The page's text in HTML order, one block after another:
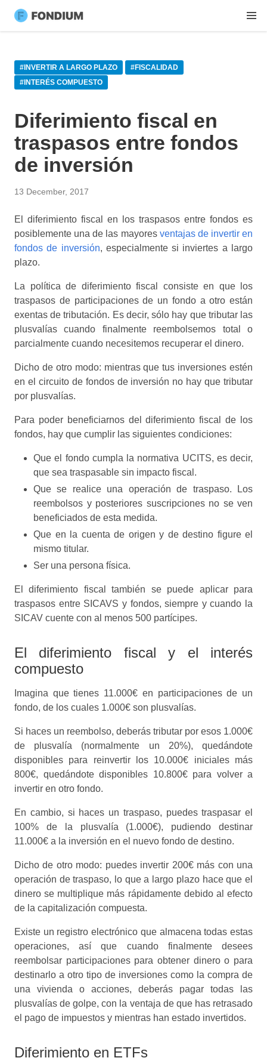
#INVERTIR A LARGO PLAZO
#FISCALIDAD
#INTERÉS COMPUESTO
Diferimiento fiscal en
traspasos entre fondos
de inversión
13 December, 2017
El diferimiento fiscal en los traspasos entre fondos es
posiblemente una de las mayores ventajas de invertir en
fondos de inversión, especialmente si inviertes a largo
plazo.
La política de diferimiento fiscal consiste en que los
traspasos de participaciones de un fondo a otro están
exentas de tributación. Es decir, sólo hay que tributar las
plusvalías cuando finalmente reembolsemos total o
parcialmente cuando necesitemos recuperar el dinero.
Dicho de otro modo: mientras que tus inversiones estén
en el circuito de fondos de inversión no hay que tributar
por plusvalías.
Para poder beneficiarnos del diferimiento fiscal de los
fondos, hay que cumplir las siguientes condiciones:
Que el fondo cumpla la normativa UCITS, es decir,
que sea traspasable sin impacto fiscal.
Que se realice una operación de traspaso. Los
reembolsos y posteriores suscripciones no se ven
beneficiados de esta medida.
Que en la cuenta de origen y de destino figure el
mismo titular.
Ser una persona física.
El diferimiento fiscal también se puede aplicar para
traspasos entre SICAVS y fondos, siempre y cuando la
SICAV cuente con al menos 500 partícipes.
El diferimiento fiscal y el interés
compuesto
Imagina que tienes 11.000€ en participaciones de un
fondo, de los cuales 1.000€ son plusvalías.
Si haces un reembolso, deberás tributar por esos 1.000€
de plusvalía (normalmente un 20%), quedándote
disponibles para reinvertir los 10.000€ iniciales más
800€, quedándote disponibles 10.800€ para volver a
invertir en otro fondo.
En cambio, si haces un traspaso, puedes traspasar el
100% de la plusvalía (1.000€), pudiendo destinar
11.000€ a la inversión en el nuevo fondo de destino.
Dicho de otro modo: puedes invertir 200€ más con una
operación de traspaso, lo que a largo plazo hace que el
dinero se multiplique más rápidamente debido al efecto
de la capitalización compuesta.
Existe un registro electrónico que almacena todas estas
operaciones, así que cuando finalmente desees
reembolsar participaciones para obtener dinero o para
destinarlo a otro tipo de inversiones como la compra de
una vivienda o acciones, deberás pagar todas las
plusvalías de golpe, con la ventaja de que has retrasado
el pago de impuestos y mientras han estado invertidos.
Diferimiento en ETFs